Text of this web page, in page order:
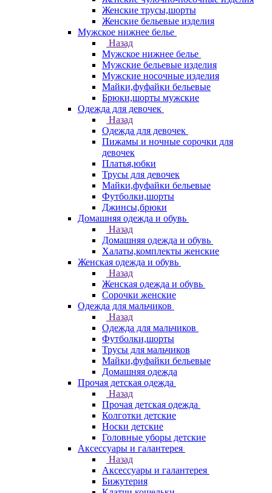
Женские трусы,шорты
Женские бельевые изделия
Мужское нижнее белье
Назад
Мужское нижнее белье
Мужские бельевые изделия
Мужские носочные изделия
Майки,фуфайки бельевые
Брюки,шорты мужские
Одежда для девочек
Назад
Одежда для девочек
Пижамы и ночные сорочки для
девочек
Платья,юбки
Трусы для девочек
Майки,фуфайки бельевые
Футболки,шорты
Джинсы,брюки
Домашняя одежда и обувь
Назад
Домашняя одежда и обувь
Халаты,комплекты женские
Женская одежда и обувь
Назад
Женская одежда и обувь
Сорочки женские
Одежда для мальчиков
Назад
Одежда для мальчиков
Футболки,шорты
Трусы для мальчиков
Майки,фуфайки бельевые
Домашняя одежда
Прочая детская одежда
Назад
Прочая детская одежда
Колготки детские
Носки детские
Головные уборы детские
Аксессуары и галантерея
Назад
Аксессуары и галантерея
Бижутерия